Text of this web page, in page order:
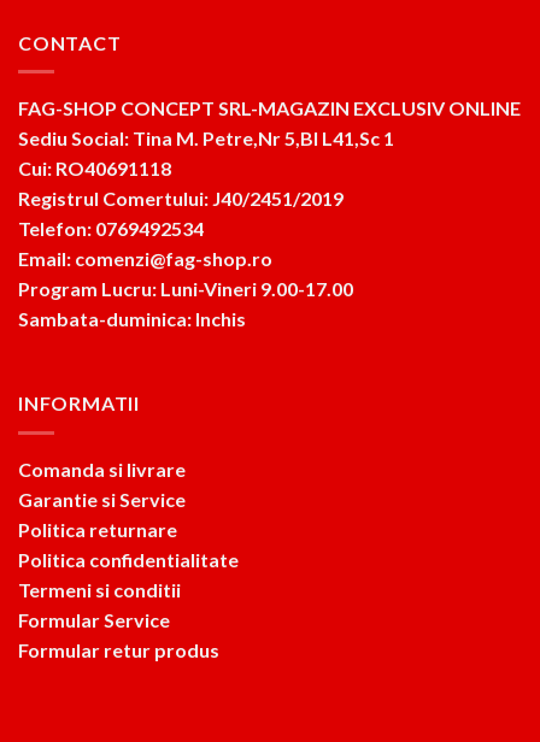
CONTACT
FAG-SHOP CONCEPT SRL-MAGAZIN EXCLUSIV ONLINE
Sediu Social: Tina M. Petre,Nr 5,Bl L41,Sc 1
Cui: RO40691118
Registrul Comertului: J40/2451/2019
Telefon: 0769492534
Email: comenzi@fag-shop.ro
Program Lucru: Luni-Vineri 9.00-17.00
Sambata-duminica: Inchis
INFORMATII
Comanda si livrare
Garantie si Service
Politica returnare
Politica confidentialitate
Termeni si conditii
Formular Service
Formular retur produs